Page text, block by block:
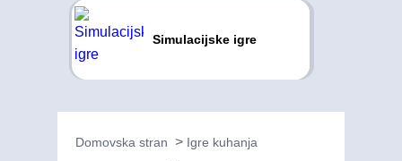
Simulacijske igre
Domovska stran Igre kuhanja